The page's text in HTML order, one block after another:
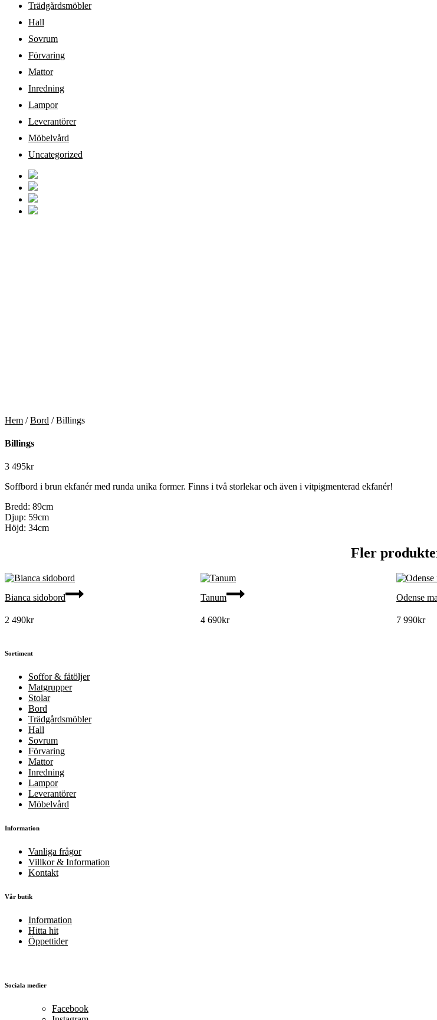
Trädgårdsmöbler
Hall
Sovrum
Förvaring
Mattor
Inredning
Lampor
Leverantörer
Möbelvård
Uncategorized
Hem /Bord / Billings
Billings
3 495kr
Soffbord i brun ekfanér med runda unika former. Finns i två storlekar och även i vitpigmenterad ekfanér!
Bredd: 89cm
Djup: 59cm
Höjd: 34cm
Fler
Bianca sidobord
2 490kr
Tanum
4 690kr
Odense
7 990kr
Sortiment
Soffor & fåtöljer
Matgrupper
Stolar
Bord
Trädgårdsmöbler
Hall
Sovrum
Förvaring
Mattor
Inredning
Lampor
Leverantörer
Möbelvård
Information
Vanliga frågor
Villkor & Information
Kontakt
Vår butik
Information
Hitta hit
Öppettider
Sociala medier
Facebook